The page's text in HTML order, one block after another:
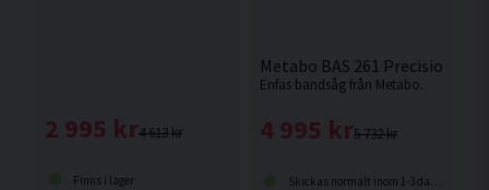
4 613 kr
2 995 kr
Finns i lager
Metabo BAS 261 Precision
Enfas bandsåg från Metabo.
5 732 kr
4 995 kr
Skickas normalt inom 1-3 dagar